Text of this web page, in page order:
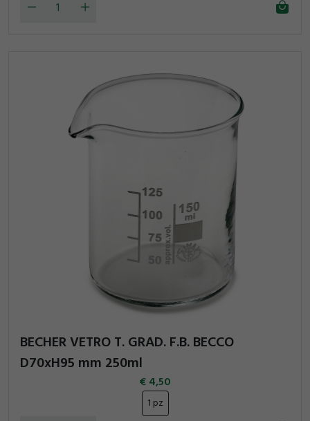
BECHER VETRO T. GRAD. F.B. BECCO
D70xH95 mm 250ml
4,50
1 pz